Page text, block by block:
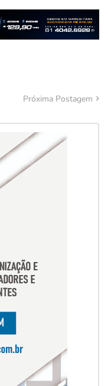
Próxima Postagem